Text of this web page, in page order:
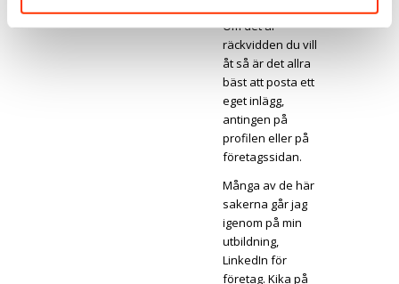
Om det är
räckvidden du vill
åt så är det allra
bäst att posta ett
eget inlägg,
antingen på
profilen eller på
företagssidan.
Många av de här
sakerna går jag
igenom på min
utbildning,
LinkedIn för
företag. Kika på